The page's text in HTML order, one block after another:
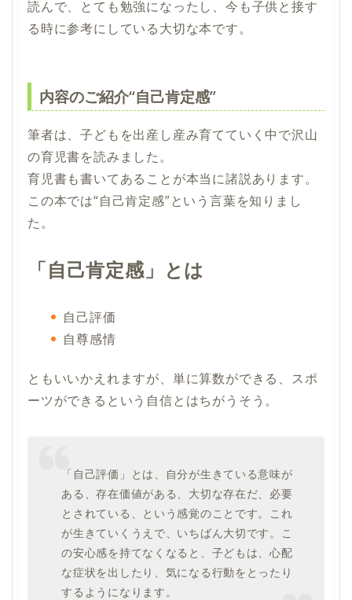
読んで、とても勉強になったし、今も子供と接す
る時に参考にしている大切な本です。
内容のご紹介“自己肯定感”
筆者は、子どもを出産し産み育てていく中で沢山
の育児書を読みました。
育児書も書いてあることが本当に諸説あります。
この本では“自己肯定感”という言葉を知りまし
た。
「自己肯定感」とは
自己評価
自尊感情
ともいいかえれますが、単に算数ができる、スポ
ーツができるという自信とはちがうそう。
「自己評価」とは、自分が生きている意味が
ある、存在価値がある、大切な存在だ、必要
とされている、という感覚のことです。これ
が生きていくうえで、いちばん大切です。こ
の安心感を持てなくなると、子どもは、心配
な症状を出したり、気になる行動をとったり
するようになります。